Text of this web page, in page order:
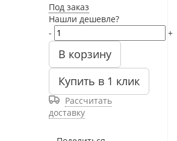
Под заказ
Нашли дешевле?
-
+
В корзину
Купить в 1 клик
Рассчитать
доставку